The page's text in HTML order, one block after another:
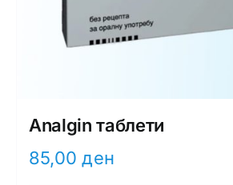
Analgin таблети
85,00ден